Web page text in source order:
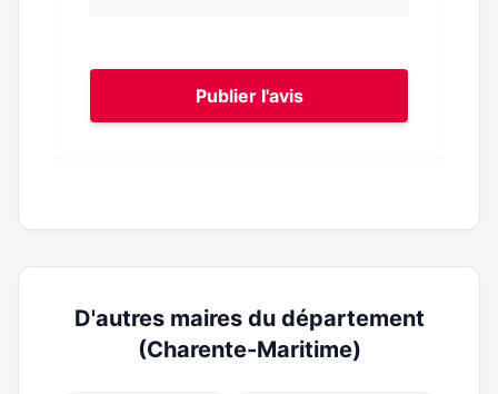
Publier l'avis
D'autres maires du département
(Charente-Maritime)